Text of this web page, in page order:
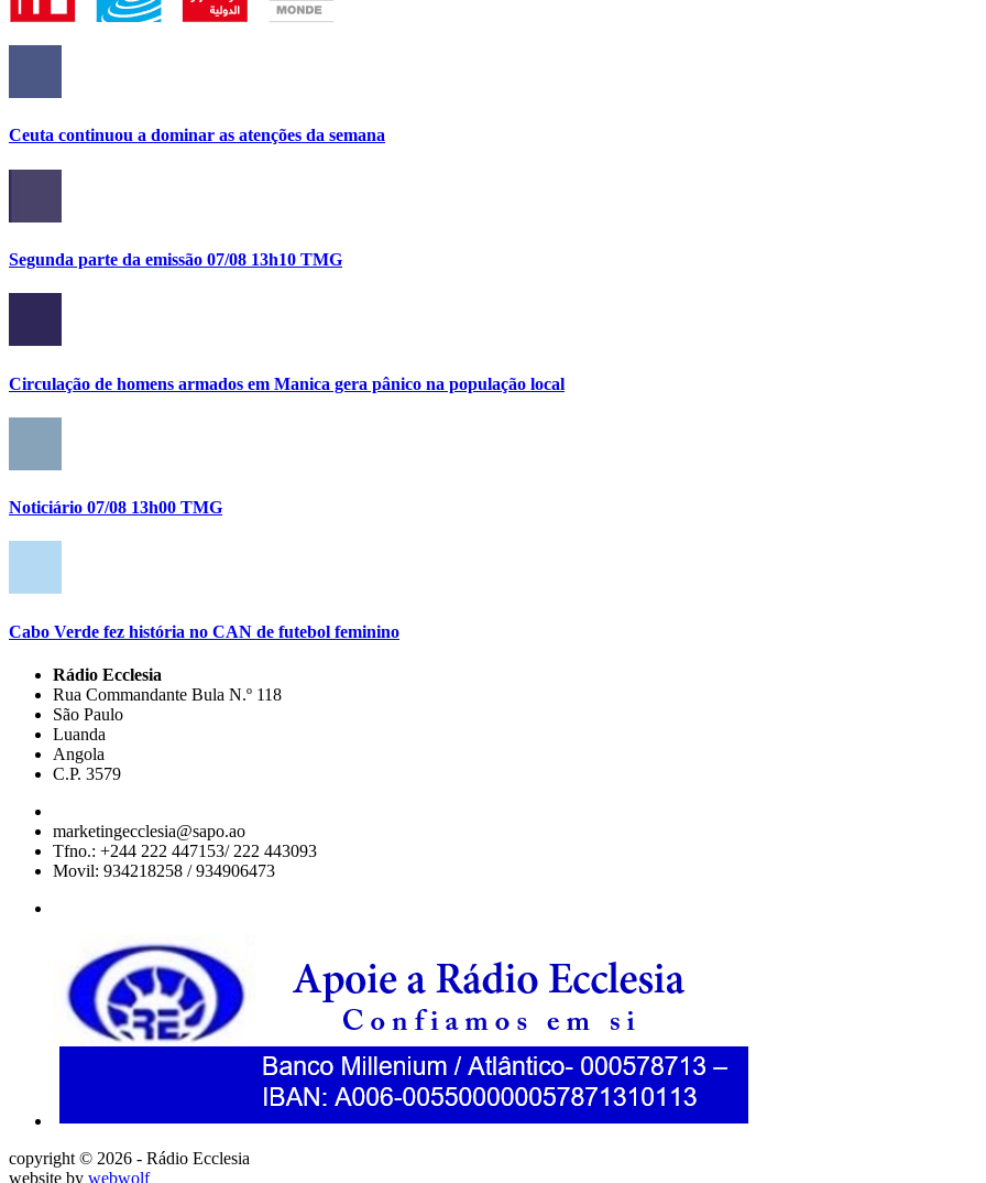
Ceuta continuou a dominar as atenções da semana
Segunda parte da emissão 07/08 13h10 TMG
Circulação de homens armados em Manica gera pânico na população local
Noticiário 07/08 13h00 TMG
Cabo Verde fez história no CAN de futebol feminino
Rádio Ecclesia
Rua Commandante Bula N.º 118
São Paulo
Luanda
Angola
C.P. 3579
marketingecclesia@sapo.ao
Tfno.: +244 222 447153/ 222 443093
Movil: 934218258 / 934906473
copyright © 2026 - Rádio Ecclesia
website by webwolf